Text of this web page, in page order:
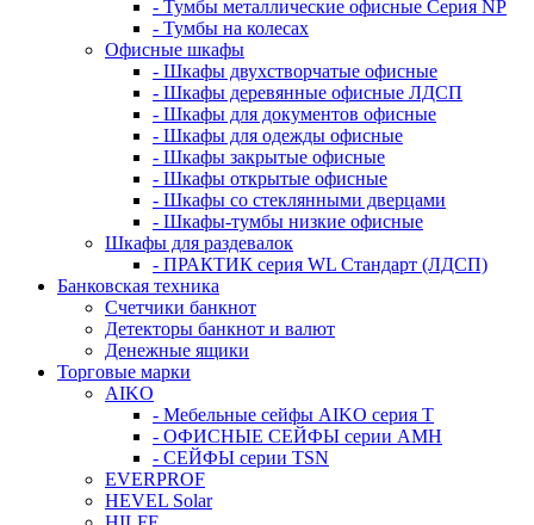
- Тумбы металлические офисные Серия NP
- Тумбы на колесах
Офисные шкафы
- Шкафы двухстворчатые офисные
- Шкафы деревянные офисные ЛДСП
- Шкафы для документов офисные
- Шкафы для одежды офисные
- Шкафы закрытые офисные
- Шкафы открытые офисные
- Шкафы со стеклянными дверцами
- Шкафы-тумбы низкие офисные
Шкафы для раздевалок
- ПРАКТИК серия WL Стандарт (ЛДСП)
Банковская техника
Счетчики банкнот
Детекторы банкнот и валют
Денежные ящики
Торговые марки
AIKO
- Мебельные сейфы AIKO серия Т
- ОФИСНЫЕ СЕЙФЫ серии AMH
- СЕЙФЫ серии TSN
EVERPROF
HEVEL Solar